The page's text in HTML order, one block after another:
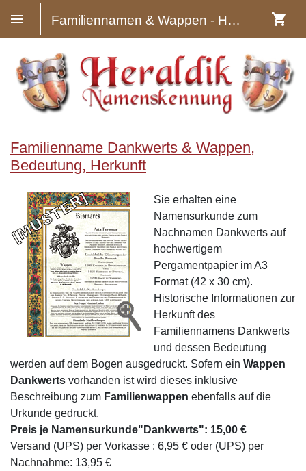
Familiennamen & Wappen - Heraldik
Familienname Dankwerts & Wappen,
Bedeutung, Herkunft
Sie erhalten eine
Namensurkunde zum
Nachnamen Dankwerts auf
hochwertigem
Pergamentpapier im A3
Format (42 x 30 cm).
Historische Informationen zur
Herkunft des
Familiennamens Dankwerts
und dessen Bedeutung
werden auf dem Bogen ausgedruckt. Sofern ein Wappen
Dankwerts vorhanden ist wird dieses inklusive
Beschreibung zum Familienwappen ebenfalls auf die
Urkunde gedruckt.
Preis je Namensurkunde"Dankwerts": 15,00 €
Versand (UPS) per Vorkasse : 6,95 € oder (UPS) per
Nachnahme: 13,95 €